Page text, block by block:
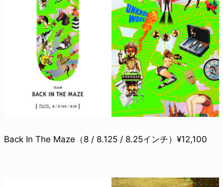
Back In The Maze（8 / 8.125 / 8.25インチ）¥12,100